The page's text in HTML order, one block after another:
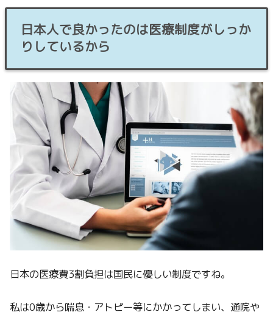
日本人で良かったのは医療制度がしっか
りしているから
日本の医療費3割負担は国民に優しい制度ですね。
私は0歳から喘息・アトピー等にかかってしまい、通院や